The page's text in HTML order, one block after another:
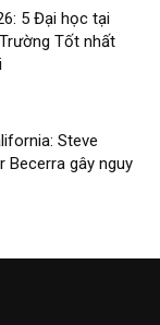
5 Đại học tại
Tốt nhất
Steve
Becerra gây nguy